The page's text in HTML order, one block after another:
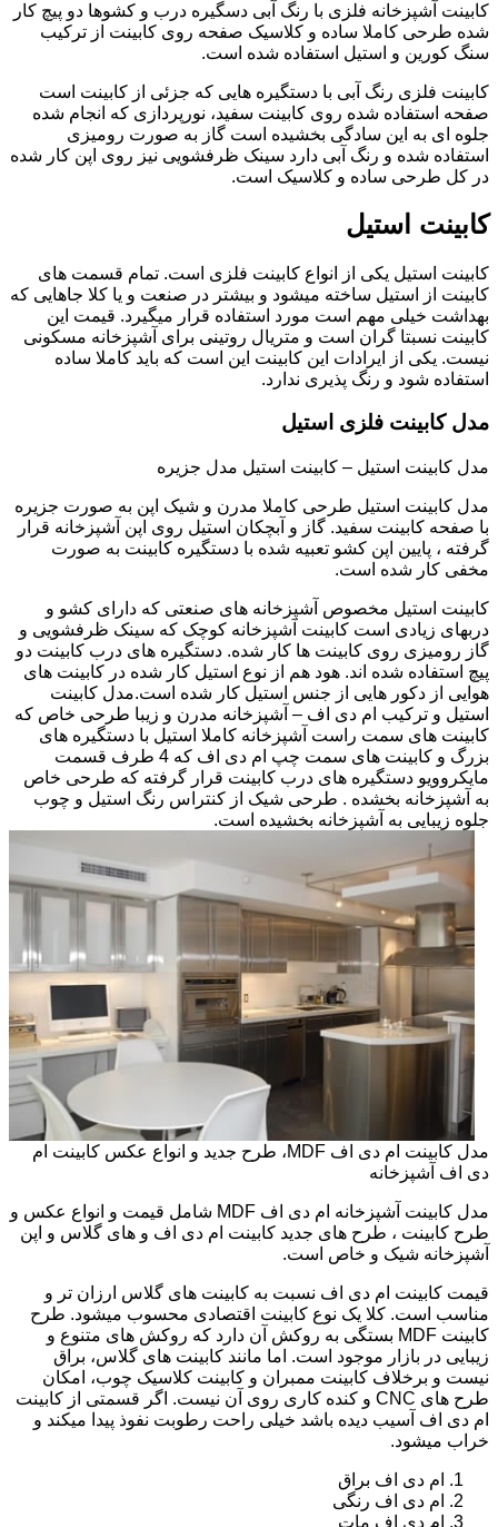
کابینت آشپزخانه فلزی با رنگ آبی دسگیره درب و کشوها دو پیچ کار
شده طرحی کاملا ساده و کلاسیک صفحه روی کابینت از ترکیب
سنگ کورین و استیل استفاده شده است.
کابینت فلزی رنگ آبی با دستگیره هایی که جزئی از کابینت است
صفحه استفاده شده روی کابینت سفید، نورپردازی که انجام شده
جلوه ای به این سادگی بخشیده است گاز به صورت رومیزی
استفاده شده و رنگ آبی دارد سینک ظرفشویی نیز روی اپن کار شده
در کل طرحی ساده و کلاسیک است.
کابینت استیل
کابینت استیل یکی از انواع کابینت فلزی است. تمام قسمت های
کابینت از استیل ساخته میشود و بیشتر در صنعت و یا کلا جاهایی که
بهداشت خیلی مهم است مورد استفاده قرار میگیرد. قیمت این
کابینت نسبتا گران است و متریال روتینی برای آشپزخانه مسکونی
نیست. یکی از ایرادات این کابینت این است که باید کاملا ساده
استفاده شود و رنگ پذیری ندارد.
مدل کابینت فلزی استیل
مدل کابینت استیل – کابینت استیل مدل جزیره
مدل کابینت استیل طرحی کاملا مدرن و شیک اپن به صورت جزیره
با صفحه کابینت سفید. گاز و آبچکان استیل روی اپن آشپزخانه قرار
گرفته ، پایین اپن کشو تعبیه شده با دستگیره کابینت به صورت
مخفی کار شده است.
کابینت استیل مخصوص آشپزخانه های صنعتی که دارای کشو و
دربهای زیادی است کابینت آشپزخانه کوچک که سینک ظرفشویی و
گاز رومیزی روی کابینت ها کار شده. دستگیره های درب کابینت دو
پیچ استفاده شده اند. هود هم از نوع استیل کار شده در کابینت های
هوایی از دکور هایی از جنس استیل کار شده است.مدل کابینت
استیل و ترکیب ام دی اف – آشپزخانه مدرن و زیبا طرحی خاص که
کابینت های سمت راست آشپزخانه کاملا استیل با دستگیره های
بزرگ و کابینت های سمت چپ ام دی اف که 4 طرف قسمت
مایکروویو دستگیره های درب کابینت قرار گرفته که طرحی خاص
به آشپزخانه بخشده . طرحی شیک از کنتراس رنگ استیل و چوب
جلوه زیبایی به آشپزخانه بخشیده است.
مدل کابینت ام دی اف MDF، طرح جدید و انواع عکس کابینت ام
دی اف آشپزخانه
مدل کابینت آشپزخانه ام دی اف MDF شامل قیمت و انواع عکس و
طرح کابینت ، طرح های جدید کابینت ام دی اف و های گلاس و اپن
آشپزخانه شیک و خاص است.
قیمت کابینت ام دی اف نسبت به کابینت های گلاس ارزان تر و
مناسب است. کلا یک نوع کابینت اقتصادی محسوب میشود. طرح
کابینت MDF بستگی به روکش آن دارد که روکش های متنوع و
زیبایی در بازار موجود است. اما مانند کابینت های گلاس، براق
نیست و برخلاف کابینت ممبران و کابینت کلاسیک چوب، امکان
طرح های CNC و کنده کاری روی آن نیست. اگر قسمتی از کابینت
ام دی اف آسیب دیده باشد خیلی راحت رطوبت نفوذ پیدا میکند و
خراب میشود.
ام دی اف براق
ام دی اف رنگی
ام دی اف مات